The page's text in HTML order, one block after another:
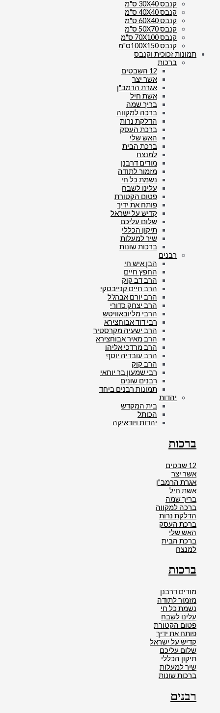
קנבס 30X40 ס"מ
קנבס 40X40 ס"מ
קנבס 60X40 ס"מ
קנבס 50X70 ס"מ
קנבס 70X100 ס"מ
קנבס 100X150ס"מ
תמונות זכוכית וקנבס
ברכות
12 השבטים
אשר יצר
אגרת הרמב"ן
אשת חיל
בריך שמה
ברכה למקווה
הדלקת נרות
ברכת העסק
האש שלי
ברכת הבית
למנצח
מודים דרבנן
מזמור לתודה
נשמת כל חי
עלינו לשבח
פטום הקטורת
פותח את ידיך
קדיש על ישראל
שלום עליכם
תיקון הכללי
שיר למעלות
ברכות שונות
רבנים
הבן איש חי
החפץ חיים
הרב דב קוק
הרב חיים קנייבסקי
הרב יורם אברג'ל
הרב יצחק כדורי
הרבי מליובאוויטש
רבי דוד אבוחצירא
הרב ישעיה מקרסטיר
הרב מאיר אבוחצירא
הרב מרדכי אליהו
הרב עובדיה יוסף
הרב קוק
רבי שמעון בר יוחאי
רבנים שונים
תמונות רבנים ביחד
יהדות
בית המקדש
הכותל
יהדות ויודאיקה
ברכות
12 שבטים
אשר יצר
אגרת הרמב"ן
אשת חיל
בריך שמה
ברכה למקווה
הדלקת נרות
ברכת העסק
האש שלי
ברכת הבית
למנצח
ברכות
מודים דרבנן
מזמור לתודה
נשמת כל חי
עלינו לשבח
פטום הקטורת
פותח את ידיך
קדיש על ישראל
שלום עליכם
תיקון הכללי
שיר למעלות
ברכות שונות
רבנים